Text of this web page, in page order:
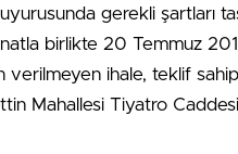
gerekli
birlikte 20 Temmuz
verilmeyen ihale, teklif
Mahallesi Tiyatro